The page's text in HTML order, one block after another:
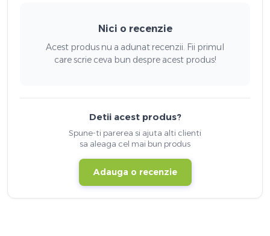
Nici o recenzie
Acest produs nu a adunat recenzii. Fii primul
care scrie ceva bun despre acest produs!
Detii acest produs?
Spune-ti parerea si ajuta alti clienti
sa aleaga cel mai bun produs
Adauga o recenzie